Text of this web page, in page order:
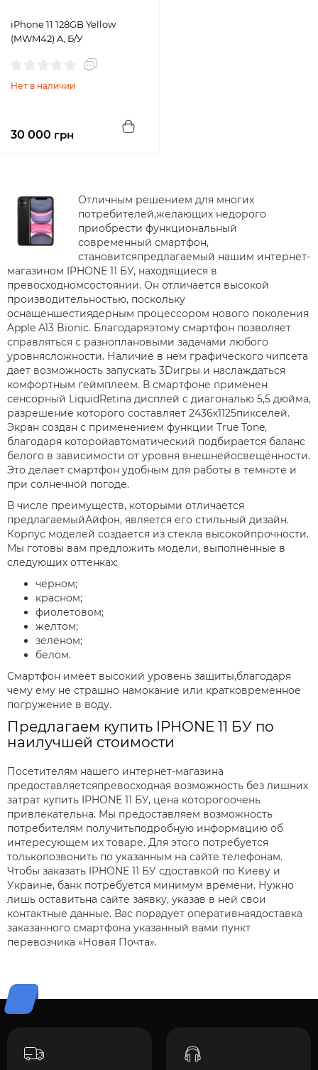
iPhone 11 128GB Yellow
(MWM42) A, Б/У
Нет в наличии
30 000 грн
Отличным решением для многих
потребителей,желающих недорого
приобрести функциональный
современный смартфон,
становитсяпредлагаемый нашим интернет-
магазином IPHONE 11 БУ, находящиеся в
превосходномсостоянии. Он отличается высокой
производительностью, поскольку
оснащеншестиядерным процессором нового поколения
Apple A13 Bionic. Благодаряэтому смартфон позволяет
справляться с разноплановыми задачами любого
уровнясложности. Наличие в нем графического чипсета
дает возможность запускать 3Dигры и наслаждаться
комфортным геймплеем. В смартфоне применен
сенсорный LiquidRetina дисплей с диагональю 5,5 дюйма,
разрешение которого составляет 2436х1125пикселей.
Экран создан с применением функции True Tone,
благодаря которойавтоматический подбирается баланс
белого в зависимости от уровня внешнейосвещённости.
Это делает смартфон удобным для работы в темноте и
при солнечной погоде.
В числе преимуществ, которыми отличается
предлагаемыйАйфон, является его стильный дизайн.
Корпус моделей создается из стекла высокойпрочности.
Мы готовы вам предложить модели, выполненные в
следующих оттенках:
черном;
красном;
фиолетовом;
желтом;
зеленом;
белом.
Смартфон имеет высокий уровень защиты,благодаря
чему ему не страшно намокание или кратковременное
погружение в воду.
Предлагаем купить IPHONE 11 БУ по
наилучшей стоимости
Посетителям нашего интернет-магазина
предоставляетсяпревосходная возможность без лишних
затрат купить IPHONE 11 БУ, цена которогоочень
привлекательна. Мы предоставляем возможность
потребителям получитьподробную информацию об
интересующем их товаре. Для этого потребуется
толькопозвонить по указанным на сайте телефонам.
Чтобы заказать IPHONE 11 БУ сдоставкой по Киеву и
Украине, банк потребуется минимум времени. Нужно
лишь оставитьна сайте заявку, указав в ней свои
контактные данные. Вас порадует оперативнаядоставка
заказанного смартфона указанный вами пункт
перевозчика «Новая Почта».